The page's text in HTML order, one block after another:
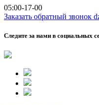
05:00-17-00
Заказать обратный звонок
Следите за нами в социальных